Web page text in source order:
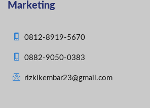
Marketing
0812-8919-5670
0882-9050-0383
rizkikembar23@gmail.com